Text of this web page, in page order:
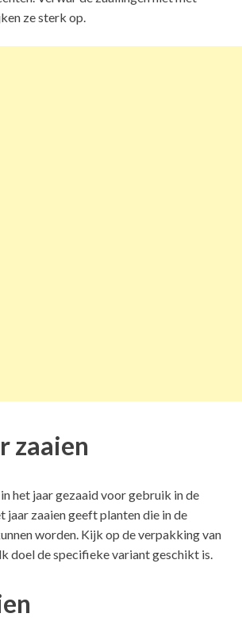
ze sterk op.
zaaien
het jaar gezaaid voor gebruik in de
jaar zaaien geeft planten die in de
worden. Kijk op de verpakking van
doel de specifieke variant geschikt is.